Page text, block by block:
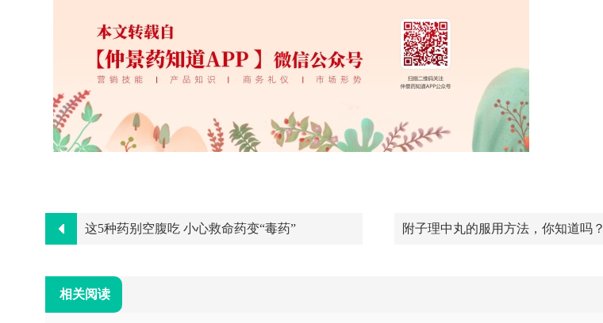
这5种药别空腹吃 小心救命药变“毒药” 附子理中丸的服用方法，你知道吗？
相关阅读